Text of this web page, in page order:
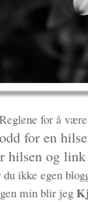
Reglene for å
for en
hilsen og
ikke egen
min blir jeg